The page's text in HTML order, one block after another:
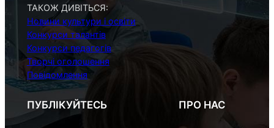
ТАКОЖ ДИВІТЬСЯ:
Новини культури і освіти
Конкурси талантів
Конкурси педагогів
Творчі оголошення
Повідомлення
ПУБЛІКУЙТЕСЬ ПРО НАС